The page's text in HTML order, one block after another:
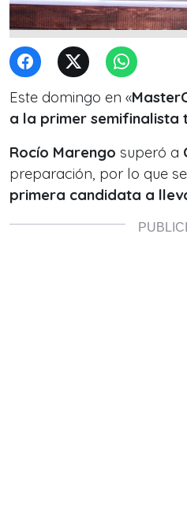
Este domingo en «
a la primer semifinalista
Rocío Marengo superó a
preparación, por lo que
primera candidata a